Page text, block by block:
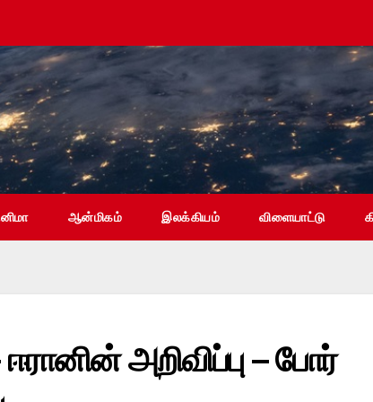
ஆன்மிகம் இலக்கியம் விளையாட்டு
அறிவிப்பு – போர்